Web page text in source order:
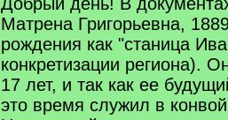
Матрена Григорьевна,
рождения как "станица
конкретизации региона).
17 лет, и так как ее
это время служил в